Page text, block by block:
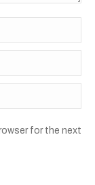
for the next